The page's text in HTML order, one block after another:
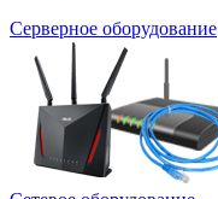
Серверное оборудование